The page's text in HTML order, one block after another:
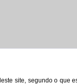
site, segundo o que